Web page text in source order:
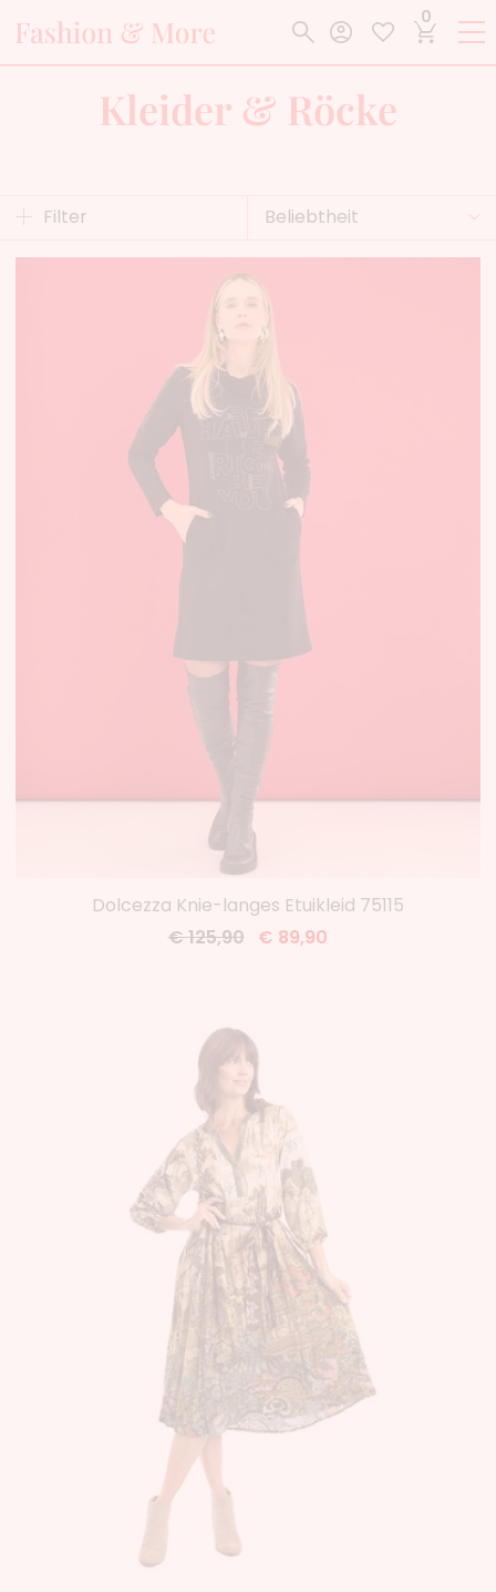
0
Kleider & Röcke
Filter Beliebtheit
Dolcezza Knie-langes Etuikleid 75115
€ 125,90
€ 89,90